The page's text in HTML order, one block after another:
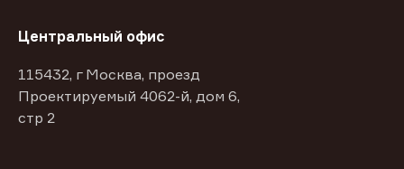
Центральный офис
115432, г Москва, проезд
Проектируемый 4062-й, дом 6,
стр 2